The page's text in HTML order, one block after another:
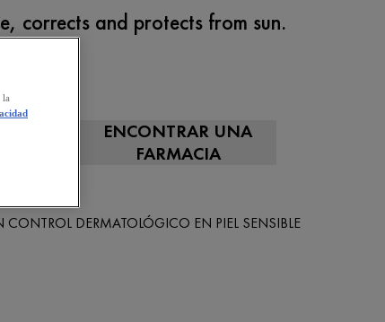
corrects and protects from sun.
ENCONTRAR UNA
FARMACIA
DERMATOLÓGICO EN PIEL SENSIBLE
la